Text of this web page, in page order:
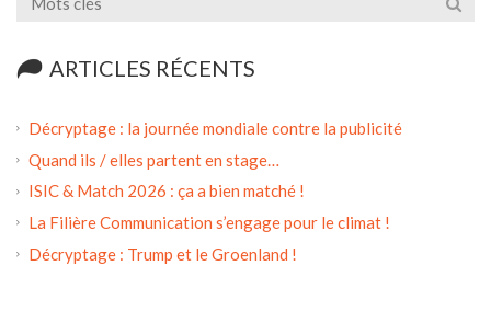
ARTICLES RÉCENTS
Décryptage : la journée mondiale contre la publicité
Quand ils / elles partent en stage…
ISIC & Match 2026 : ça a bien matché !
La Filière Communication s’engage pour le climat !
Décryptage : Trump et le Groenland !